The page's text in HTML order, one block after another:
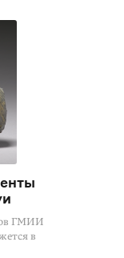
ГМИИ
в